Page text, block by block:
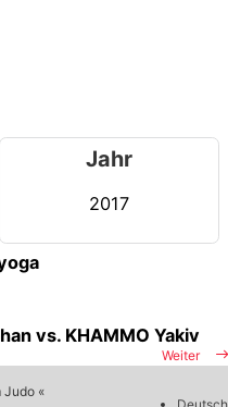
Jahr
2017
Weiter
vs. KHAMMO Yakiv
Judo «